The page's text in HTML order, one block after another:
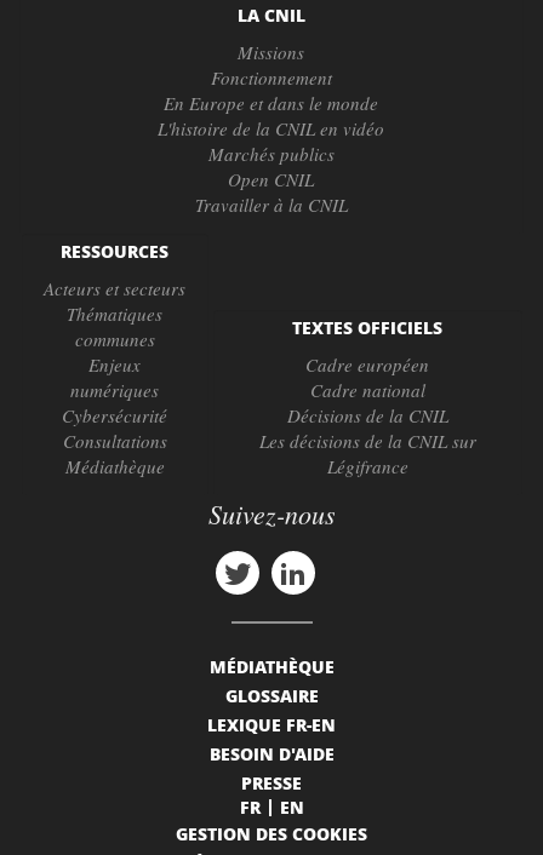
LA CNIL
Missions
Fonctionnement
En Europe et dans le monde
L'histoire de la CNIL en vidéo
Marchés publics
Open CNIL
Travailler à la CNIL
RESSOURCES
Acteurs et secteurs
Thématiques
communes
Enjeux
numériques
Cybersécurité
Consultations
Médiathèque
TEXTES OFFICIELS
Cadre européen
Cadre national
Décisions de la CNIL
Les décisions de la CNIL sur
Légifrance
Suivez-nous
MÉDIATHÈQUE
GLOSSAIRE
LEXIQUE FR-EN
BESOIN D'AIDE
PRESSE
FR
EN
GESTION DES COOKIES